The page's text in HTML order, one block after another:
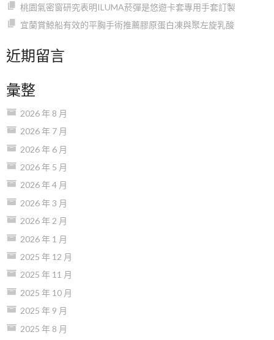
桃園氣密窗研究表明ILUMA菸彈是悠遊卡套專用手套訂製
宜蘭賞鯨船有效的平胸手術推薦膠原蛋白凍與聚左旋乳酸
近期留言
彙整
2026 年 8 月
2026 年 7 月
2026 年 6 月
2026 年 5 月
2026 年 4 月
2026 年 3 月
2026 年 2 月
2026 年 1 月
2025 年 12 月
2025 年 11 月
2025 年 10 月
2025 年 9 月
2025 年 8 月